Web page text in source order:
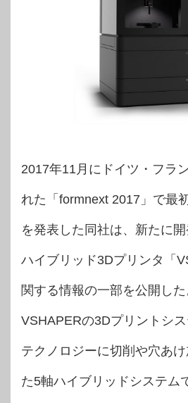
2017年11月にドイツ・フラ
れた「formnext 2017」で最
を発表した同社は、新たに
ハイブリッド3Dプリンタ「
関する情報の一部を公開した
VSHAPERの3Dプリントシ
テクノロジーに切削や穴あ
た5軸ハイブリッドシステム